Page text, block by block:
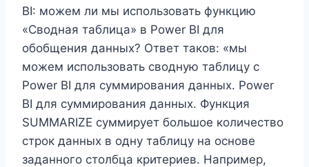
BI: можем ли мы использовать функцию
«Сводная таблица» в Power BI для
обобщения данных? Ответ таков: «мы
можем использовать сводную таблицу с
Power BI для суммирования данных. Power
BI для суммирования данных. Функция
SUMMARIZE суммирует большое количество
строк данных в одну таблицу на основе
заданного столбца критериев. Например,